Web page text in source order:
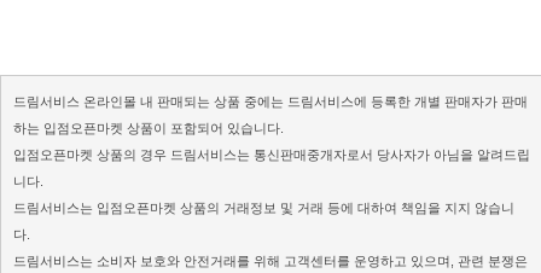
드림서비스 온라인몰 내 판매되는 상품 중에는 드림서비스에 등록한 개별 판매자가 판매
하는 입점오픈마켓 상품이 포함되어 있습니다.
입점오픈마켓 상품의 경우 드림서비스는 통신판매중개자로서 당사자가 아님을 알려드립
니다.
드림서비스는 입점오픈마켓 상품의 거래정보 및 거래 등에 대하여 책임을 지지 않습니
다.
드림서비스는 소비자 보호와 안전거래를 위해 고객센터를 운영하고 있으며, 관련 분쟁은